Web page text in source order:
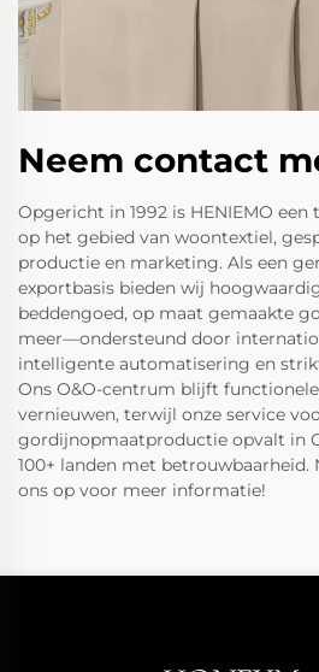
Neem contact
Opgericht in 1992 is HENIEMO
op het gebied van woontextiel,
productie en marketing. Als een
exportbasis bieden wij
beddengoed, op maat gemaakte
meer—ondersteund door
intelligente automatisering en
Ons O&O-centrum blijft
vernieuwen, terwijl onze service
gordijnopmaatproductie opvalt in
100+ landen met
ons op voor meer informatie!